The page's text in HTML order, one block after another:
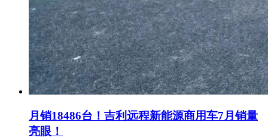
月销18486台！吉利远程新能源商用车7月销量
亮眼！